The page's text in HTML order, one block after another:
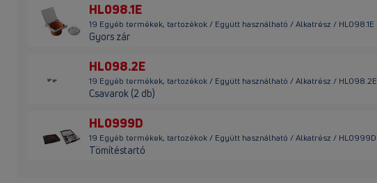
HL098.1E
19 Egyéb termékek, tartozékok / Együtt használható / Alkatrész / HL098.1E
Gyors zár
HL098.2E
19 Egyéb termékek, tartozékok / Együtt használható / Alkatrész / HL098.2E
Csavarok (2 db)
HL0999D
19 Egyéb termékek, tartozékok / Együtt használható / Alkatrész / HL0999D
Tömítéstartó